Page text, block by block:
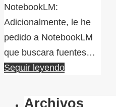
NotebookLM:
Adicionalmente, le he
pedido a NotebookLM
que buscara fuentes…
Seguir leyendo
Archivos